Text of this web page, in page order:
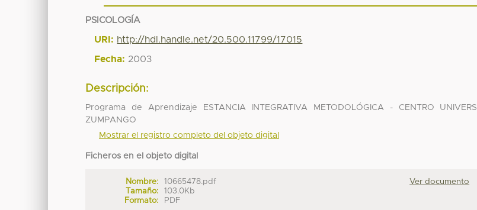
PSICOLOGÍA
URI: http://hdl.handle.net/20.500.11799/17015
Fecha: 2003
Descripción:
Programa de Aprendizaje ESTANCIA INTEGRATIVA METODOLÓGICA - CENTRO
ZUMPANGO
Mostrar el registro completo del objeto digital
Ficheros en el objeto digital
Nombre:
10665478.pdf
Tamaño:
103.0Kb
Formato:
PDF
Ver documento